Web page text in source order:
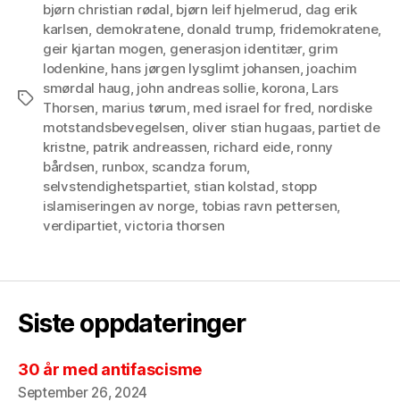
Tags
bjørn christian rødal bjørn leif hjelmerud dag erik
karlsen demokratene, donald trump, fridemokratene,
geir kjartan mogen generasjon identitær, grim
lodenkine, hans jørgen lysglimt johansen joachim
smørdal haug john andreas sollie, korona Lars
Thorsen marius tørum med israel for fred nordiske
motstandsbevegelsen oliver stian hugaas, partiet de
kristne patrik andreassen richard eide, ronny
bårdsen runbox scandza forum
selvstendighetspartiet, stian kolstad stopp
islamiseringen av norge tobias ravn pettersen
verdipartiet,victoria thorsen
Siste oppdateringer
30 år med antifascisme
September 26, 2024